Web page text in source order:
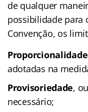
de qualquer
possibilidade para
Convenção, os
Proporcionalidade
adotadas na
Provisoriedade,
necessário;